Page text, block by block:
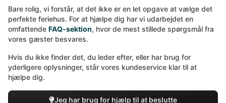
Bare rolig, vi forstår, at det ikke er en let opgave at vælge det
perfekte feriehus. For at hjælpe dig har vi udarbejdet en
omfattende FAQ-sektion, hvor de mest stillede spørgsmål fra
vores gæster besvares.
Hvis du ikke finder det, du leder efter, eller har brug for
yderligere oplysninger, står vores kundeservice klar til at
hjælpe dig.
Jeg har brug for hjælp til at beslutte